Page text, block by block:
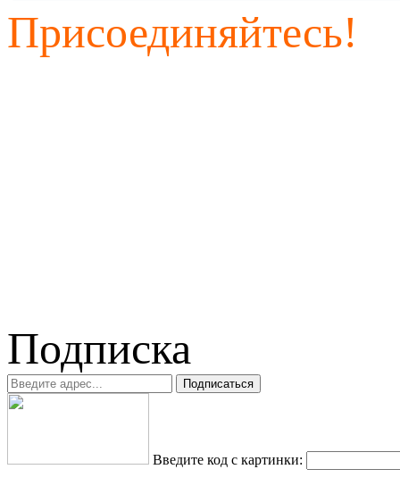
Присоединяйтесь!
Подписка
Введите код с картинки: